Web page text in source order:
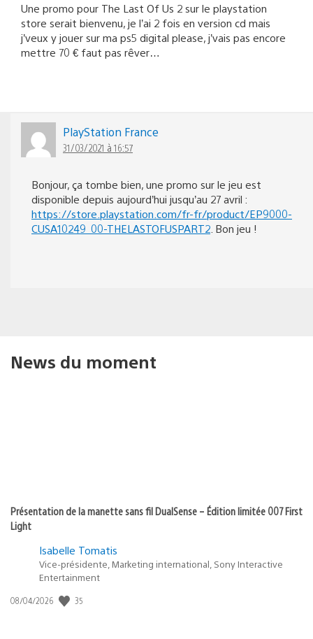
Une promo pour The Last Of Us 2 sur le playstation
store serait bienvenu, je l’ai 2 fois en version cd mais
j’veux y jouer sur ma ps5 digital please, j’vais pas encore
mettre 70 € faut pas rêver…
PlayStation France
31/03/2021 à 16:57
Bonjour, ça tombe bien, une promo sur le jeu est
disponible depuis aujourd’hui jusqu’au 27 avril :
https://store.playstation.com/fr-fr/product/EP9000-
CUSA10249_00-THELASTOFUSPART2 . Bon jeu !
News du moment
Présentation de la manette sans fil DualSense – Édition limitée 007 First
Light
Isabelle Tomatis
Vice-présidente, Marketing international, Sony Interactive
Entertainment
Date
08/04/2026 35